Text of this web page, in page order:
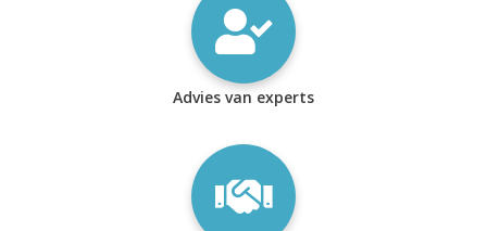
Advies van experts